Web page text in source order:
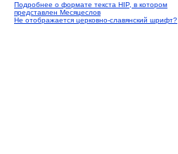
Подробнее о формате текста HIP, в котором
представлен Месяцеслов
Не отображается церковно-славянский шрифт?